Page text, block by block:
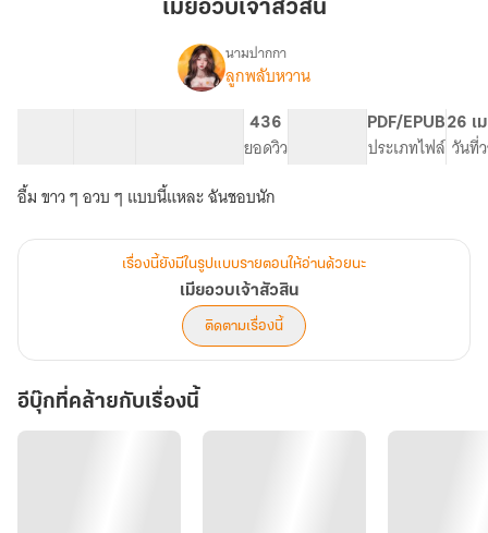
เมียอวบเจ้าสัวสิน
เรื่อง
อวบ
เจ้า
สัว
สิน
นามปากกา
ลูกพลับหวาน
436
ยอดวิว
PDF/EPUB
ประเภทไฟล์
26 เ
วันที่
อื้ม ขาว ๆ อวบ ๆ แบบนี้แหละ ฉันชอบนัก
เรื่องนี้ยังมีในรูปแบบรายตอนให้อ่านด้วยนะ
เมียอวบเจ้าสัวสิน
ติดตามเรื่องนี้
อีบุ๊กที่คล้ายกับเรื่องนี้